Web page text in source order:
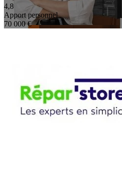
4,8
Apport personnel
70 000 €